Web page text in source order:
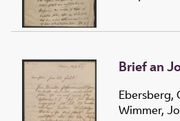
Brief an
Ebersberg,
Wimmer,